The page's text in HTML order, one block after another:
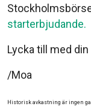
starterbjudande.
Lycka till med
/Moa
Historisk avkastning är ingen